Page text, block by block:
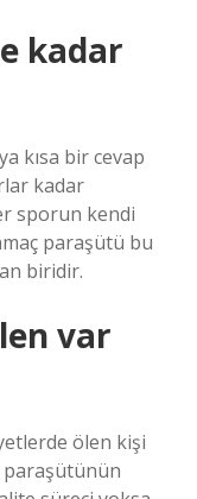
kadar
kısa bir cevap
kadar
sporun kendi
paraşütü bu
biridir.
var
ölen kişi
paraşütünün